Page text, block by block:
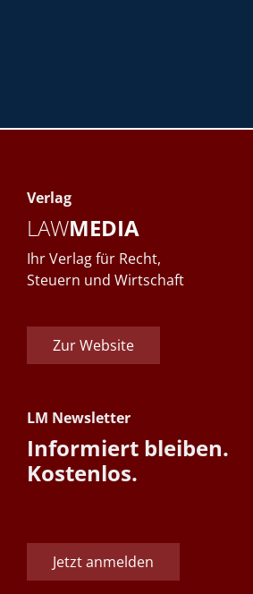
Verlag
LAWMEDIA
Ihr Verlag für Recht,
Steuern und Wirtschaft
Zur Website
LM Newsletter
Informiert bleiben.
Kostenlos.
Jetzt anmelden